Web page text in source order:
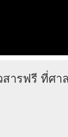
รฟรี ที่ศา